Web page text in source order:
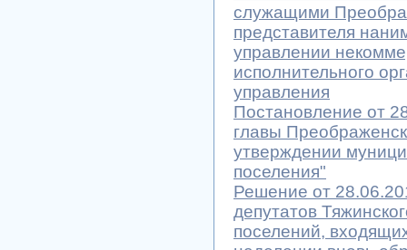
служащими
представителя
управлении
исполнительного
управления
Постановление от
главы
утверждении
поселения"
Решение от
депутатов
поселений,